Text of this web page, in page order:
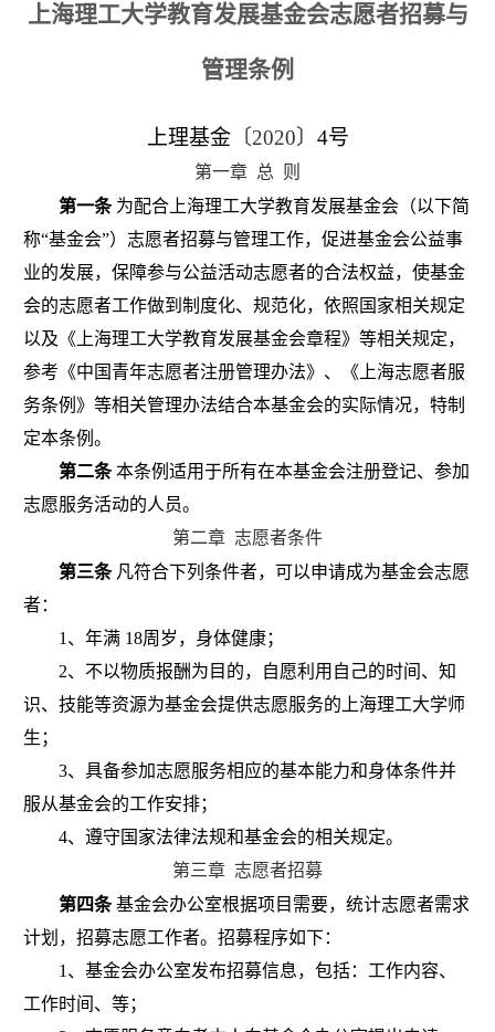
上海理工大学教育发展基金会志愿者招募与
管理条例
上理基金〔2020〕 4号
第一章 总 则
第一条 为配合上海理工大学教育发展基金会（以下简
称“基金会”）志愿者招募与管理工作，促进基金会公益事
业的发展，保障参与公益活动志愿者的合法权益，使基金
会的志愿者工作做到制度化、规范化，依照国家相关规定
以及《上海理工大学教育发展基金会章程》等相关规定，
参考《中国青年志愿者注册管理办法》、《上海志愿者服
务条例》等相关管理办法结合本基金会的实际情况，特制
定本条例。
第二条本条例适用于所有在本基金会注册登记、参加
志愿服务活动的人员。
第二章 志愿者条件
第三条凡符合下列条件者，可以申请成为基金会志愿
者：
1 、年满 18周岁，身体健康；
2、不以物质报酬为目的，自愿利用自己的时间、知
识、技能等资源为基金会提供志愿服务的上海理工大学师
生；
3、具备参加志愿服务相应的基本能力和身体条件并
服从基金会的工作安排；
4、遵守国家法律法规和基金会的相关规定。
第三章 志愿者招募
第四条基金会办公室根据项目需要，统计志愿者需求
计划，招募志愿工作者。招募程序如下：
1 、基金会办公室发布招募信息，包括：工作内容、
工作时间、等；